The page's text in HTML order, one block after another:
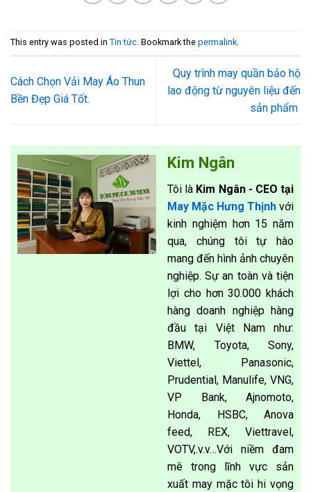
This entry was posted in Tin tức. Bookmark the permalink.
Cách Chọn Vải May Áo Thun
Bền Đẹp Giá Tốt.
Quy trình may quần bảo hộ
lao động từ nguyên liệu đến
sản phẩm
Kim Ngân
Tôi là Kim Ngân - CEO tại
May Mặc Hưng Thịnh với
kinh nghiệm hơn 15 năm
qua, chúng tôi tự hào
mang đến hình ảnh chuyên
nghiệp. Sự an toàn và tiện
lợi cho hơn 30.000 khách
hàng doanh nghiệp hàng
đầu tại Việt Nam như:
BMW, Toyota, Sony,
Viettel, Panasonic,
Prudential, Manulife, VNG,
VP Bank, Ajnomoto,
Honda, HSBC, Anova
feed, REX, Viettravel,
VOTV,.v.v…Với niềm đam
mê trong lĩnh vực sản
xuất may mặc tôi hi vọng